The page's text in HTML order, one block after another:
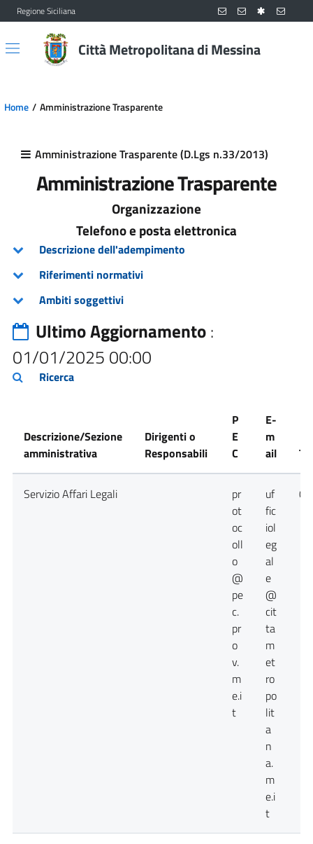
Vai al contenuto principale
Vai al menu principale
Regione Siciliana
Città Metropolitana di Messina
Home Amministrazione Trasparente
Amministrazione Trasparente (D.Lgs n.33/2013)
Amministrazione Trasparente
Organizzazione
Telefono e posta elettronica
Descrizione dell'adempimento
Riferimenti normativi
Ambiti soggettivi
Ultimo Aggiornamento:
01/01/2025 00:00
Ricerca
Descrizione/Sezione
amministrativa
Dirigenti o
Responsabili
P
E
C
E-
m
ail
Servizio Affari Legali
pr
ot
oc
oll
o
@
pe
c.
pr
o
v.
m
e.i
t
uf
fic
iol
eg
al
e
@
cit
ta
m
et
ro
po
lit
a
n
a.
m
e.i
t